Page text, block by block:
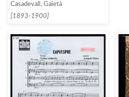
Casadevall, Gaietà
[1893-1900]